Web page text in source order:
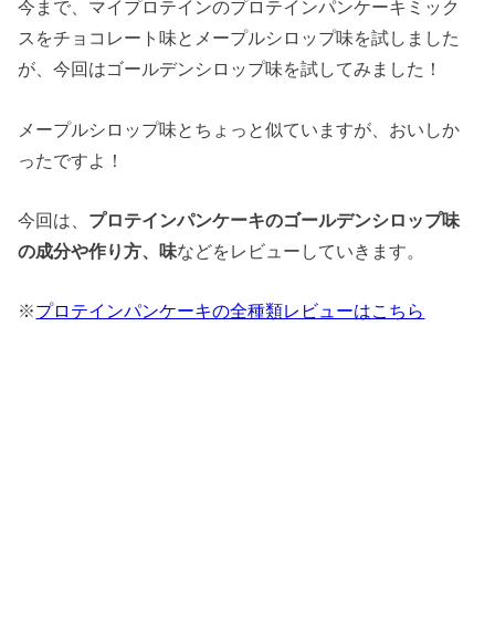
今まで、マイプロテインのプロテインパンケーキミック
スをチョコレート味とメープルシロップ味を試しました
が、今回はゴールデンシロップ味を試してみました！
メープルシロップ味とちょっと似ていますが、おいしか
ったですよ！
今回は、 プロテインパンケーキのゴールデンシロップ味
の成分や作り方、味などをレビューしていきます。
※プロテインパンケーキの全種類レビューはこちら